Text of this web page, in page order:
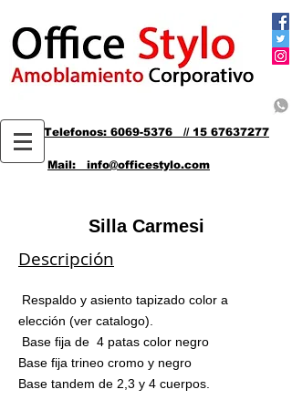
Telefonos: 6069-5376 // 15 67637277
Mail: info@officestylo.com
Silla Carmesi
Descripción
Respaldo y asiento tapizado color a
elección (ver catalogo).
Base fija de 4 patas color negro
Base fija trineo cromo y negro
Base tandem de 2,3 y 4 cuerpos.